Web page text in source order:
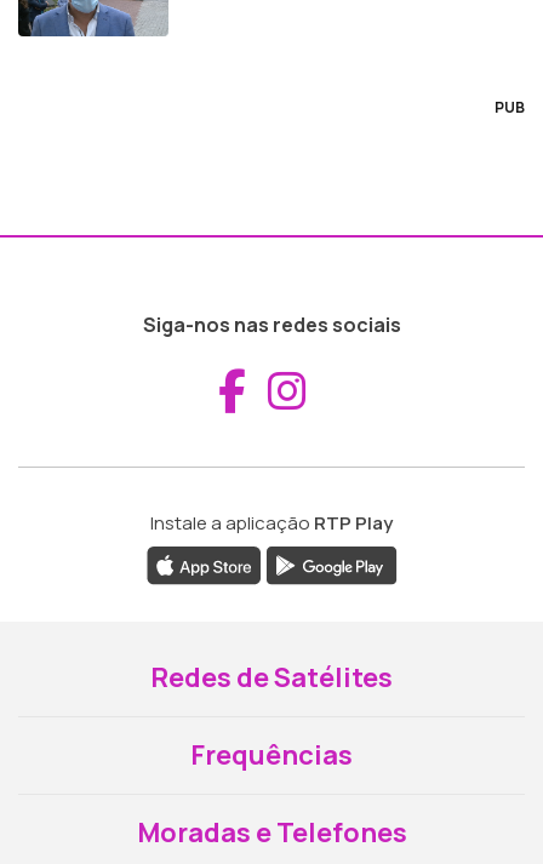
PUB
Siga-nos nas redes sociais
Aceder ao
Instale a aplicação RTP Play
Redes de Satélites
Frequências
Moradas e Telefones